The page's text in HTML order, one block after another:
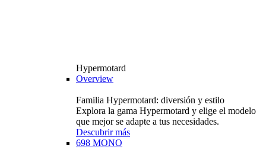
Hypermotard
Overview
Familia Hypermotard: diversión y estilo
Explora la gama Hypermotard y elige el modelo
que mejor se adapte a tus necesidades.
Descubrir más
698 MONO